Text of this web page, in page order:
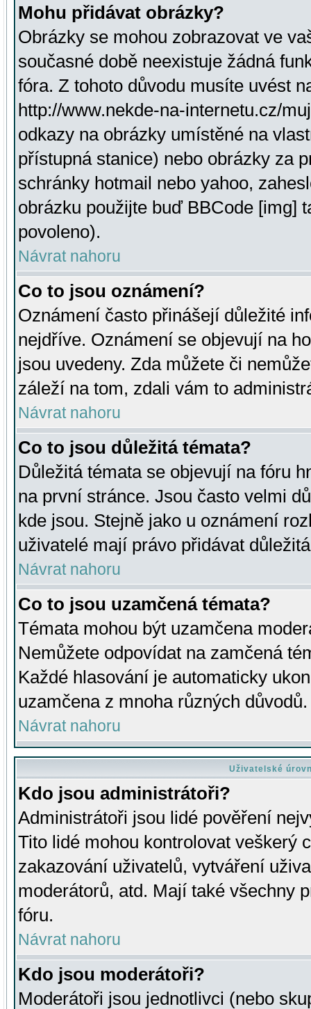
Mohu přidávat obrázky?
Obrázky se mohou zobrazovat ve
současné době neexistuje žádná
fóra. Z tohoto důvodu musíte uvést
http://www.nekde-na-internetu.cz/
odkazy na obrázky umístěné na
přístupná stanice) nebo obrázky za
schránky hotmail nebo yahoo,
obrázku použijte buď BBCode [img]
povoleno).
Návrat nahoru
Co to jsou oznámení?
Oznámení často přinášejí důležité
nejdříve. Oznámení se objevují na
jsou uvedeny. Zda můžete či
záleží na tom, zdali vám to
Návrat nahoru
Co to jsou důležitá témata?
Důležitá témata se objevují na fóru
na první stránce. Jsou často velmi
kde jsou. Stejně jako u oznámení
uživatelé mají právo přidávat
Návrat nahoru
Co to jsou uzamčená témata?
Témata mohou být uzamčena
Nemůžete odpovídat na zamčená
Každé hlasování je automaticky
uzamčena z mnoha různých důvodů.
Návrat nahoru
Uživatelské
Kdo jsou administrátoři?
Administrátoři jsou lidé pověření
Tito lidé mohou kontrolovat veškerý
zakazování uživatelů, vytváření
moderátorů, atd. Mají také všechny
fóru.
Návrat nahoru
Kdo jsou moderátoři?
Moderátoři jsou jednotlivci (nebo